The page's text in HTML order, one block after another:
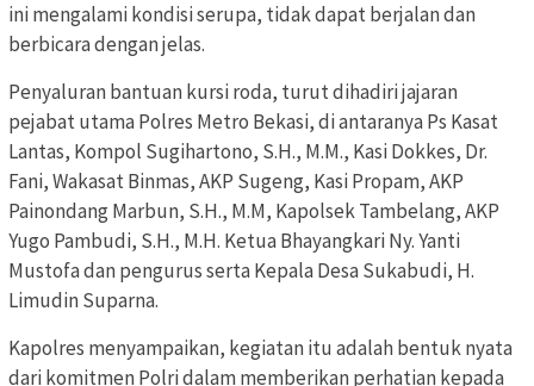
ini mengalami kondisi serupa, tidak dapat berjalan dan
berbicara dengan jelas.
Penyaluran bantuan kursi roda, turut dihadiri jajaran
pejabat utama Polres Metro Bekasi, di antaranya Ps Kasat
Lantas, Kompol Sugihartono, S.H., M.M., Kasi Dokkes, Dr.
Fani, Wakasat Binmas, AKP Sugeng, Kasi Propam, AKP
Painondang Marbun, S.H., M.M, Kapolsek Tambelang, AKP
Yugo Pambudi, S.H., M.H. Ketua Bhayangkari Ny. Yanti
Mustofa dan pengurus serta Kepala Desa Sukabudi, H.
Limudin Suparna.
Kapolres menyampaikan, kegiatan itu adalah bentuk nyata
dari komitmen Polri dalam memberikan perhatian kepada